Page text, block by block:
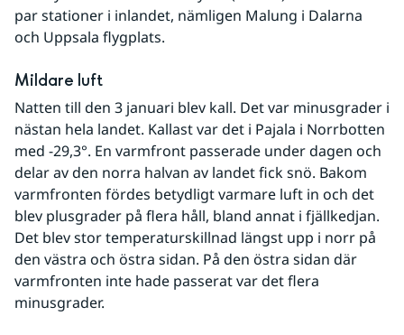
par stationer i inlandet, nämligen Malung i Dalarna
och Uppsala flygplats.
Mildare luft
Natten till den 3 januari blev kall. Det var minusgrader i
nästan hela landet. Kallast var det i Pajala i Norrbotten
med -29,3°. En varmfront passerade under dagen och
delar av den norra halvan av landet fick snö. Bakom
varmfronten fördes betydligt varmare luft in och det
blev plusgrader på flera håll, bland annat i fjällkedjan.
Det blev stor temperaturskillnad längst upp i norr på
den västra och östra sidan. På den östra sidan där
varmfronten inte hade passerat var det flera
minusgrader.